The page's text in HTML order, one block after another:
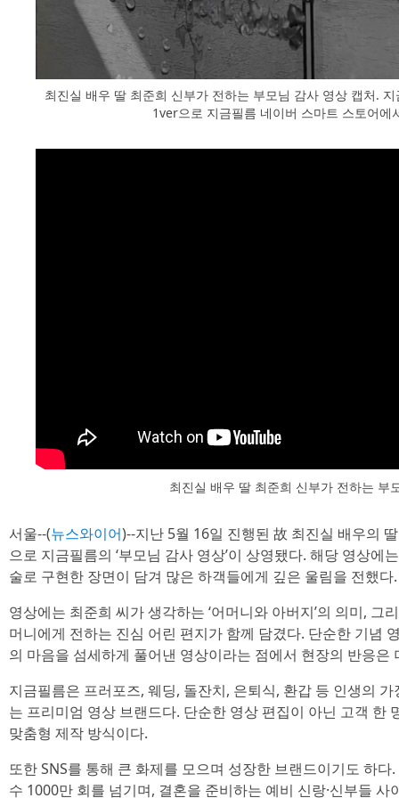
최진실 배우 딸 최준희 신부가 전하는 부모님 감사 영상 캡처.
1ver으로 지금필름 네이버 스마트 스토어에
최진실 배우 딸 최준희 신부가 전하는 부
서울--(뉴스와이어)--지난 5월 16일 진행된 故 최진실 배우의
으로 지금필름의 ‘부모님 감사 영상’이 상영됐다. 해당 영상에
술로 구현한 장면이 담겨 많은 하객들에게 깊은 울림을 전했다.
영상에는 최준희 씨가 생각하는 ‘어머니와 아버지’의 의미, 그
머니에게 전하는 진심 어린 편지가 함께 담겼다. 단순한 기념
의 마음을 섬세하게 풀어낸 영상이라는 점에서 현장의 반응은
지금필름은 프러포즈, 웨딩, 돌잔치, 은퇴식, 환갑 등 인생의
는 프리미엄 영상 브랜드다. 단순한 영상 편집이 아닌 고객 한
맞춤형 제작 방식이다.
또한 SNS를 통해 큰 화제를 모으며 성장한 브랜드이기도 하
수 1000만 회를 넘기며, 결혼을 준비하는 예비 신랑·신부들 사